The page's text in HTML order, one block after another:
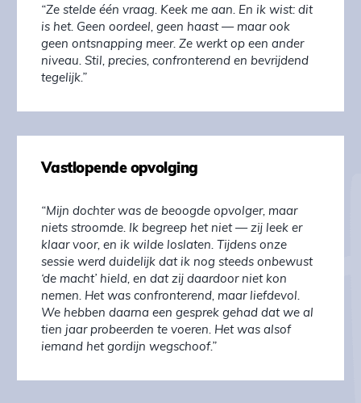
“Ze stelde één vraag. Keek me aan. En ik wist: dit
is het. Geen oordeel, geen haast — maar ook
geen ontsnapping meer. Ze werkt op een ander
niveau. Stil, precies, confronterend en bevrijdend
tegelijk.”
Vastlopende opvolging
“Mijn dochter was de beoogde opvolger, maar
niets stroomde. Ik begreep het niet — zij leek er
klaar voor, en ik wilde loslaten. Tijdens onze
sessie werd duidelijk dat ik nog steeds onbewust
‘de macht’ hield, en dat zij daardoor niet kon
nemen. Het was confronterend, maar liefdevol.
We hebben daarna een gesprek gehad dat we al
tien jaar probeerden te voeren. Het was alsof
iemand het gordijn wegschoof.”